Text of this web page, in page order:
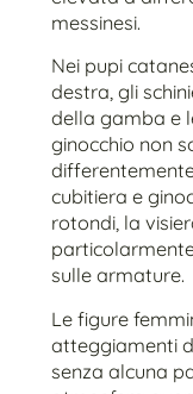
messinesi.
Nei pupi
destra, gli
della gamba e
ginocchio non
cubitiera e
rotondi, la
sulle armature.
Le figure
atteggiamenti
senza alcuna